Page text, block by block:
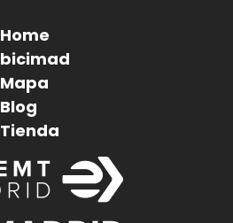
Pie
de
página
Home
bicimad
Mapa
Blog
Tienda